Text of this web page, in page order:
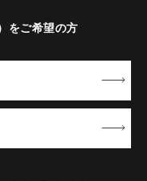
をご希望の方